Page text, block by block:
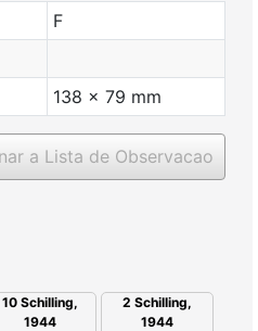
F
138 x 79 mm
a Lista de Observacao
10 Schilling,
1944
2 Schilling,
1944